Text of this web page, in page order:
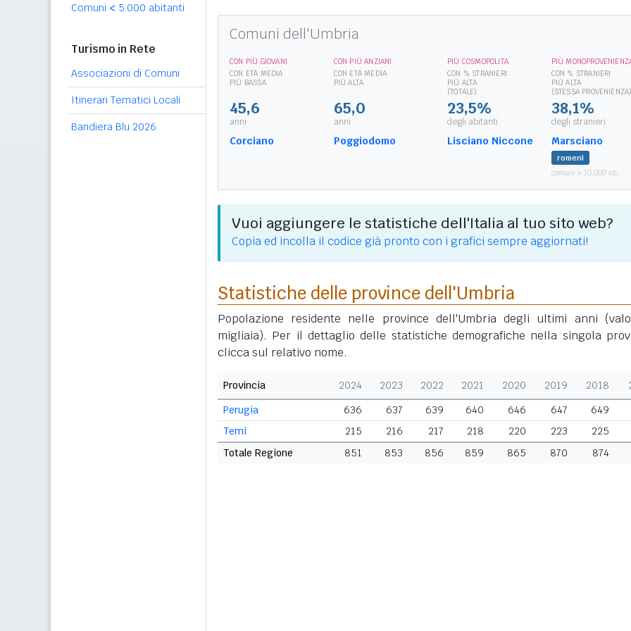
Comuni < 5.000 abitanti
Turismo in Rete
Associazioni di Comuni
Itinerari Tematici Locali
Bandiera Blu 2026
Comuni dell'Umbria
CON PIÙ GIOVANI
CON ETÀ MEDIA
PIÙ BASSA
45,6
anni
Corciano
CON PIÙ ANZIANI
CON ETÀ MEDIA
PIÙ ALTA
65,0
anni
Poggiodomo
PIÙ COSMOPOLITA
CON % STRANIERI
PIÙ ALTA
(TOTALE)
23,5%
degli abitanti
Lisciano Niccone
PIÙ
CON % STRANIERI
PIÙ ALTA
(STESSA
38,1%
degli stranieri
Marsciano
romeni
comuni > 10.000 ab.
Vuoi aggiungere le statistiche dell'Italia al tuo sito web?
Copia ed incolla il codice già pronto con i grafici sempre aggiornati!
Statistiche delle province dell'Umbria
Popolazione residente nelle province dell'Umbria degli ultimi anni
migliaia). Per il dettaglio delle statistiche demografiche nella singola
clicca sul relativo nome.
Provincia 2024 2023 2022 2021 2020 2019 2018
Perugia
636 637 639 640 646 647
649
Terni
215 216 217 218 220 223
225
Totale Regione
851 853 856 859 865 870 874